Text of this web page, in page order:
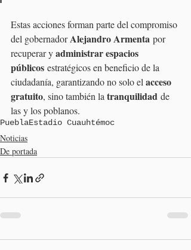
Estas acciones forman parte del compromiso
del gobernador Alejandro Armenta por
recuperar y administrar espacios
públicos estratégicos en beneficio de la
ciudadanía, garantizando no solo el acceso
gratuito, sino también la tranquilidad de
las y los poblanos.
PueblaEstadio Cuauhtémoc
Noticias
De portada